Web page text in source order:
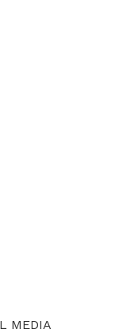
MEDIA